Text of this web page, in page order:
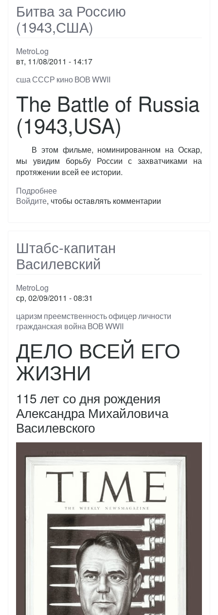
Битва за Россию
(1943,США)
MetroLog
вт, 11/08/2011 - 14:17
Тэги
сшаСССР киноВОВWWII
The Battle of Russia
(1943,USA)
В этом фильме, номинированном на Оскар,
мы увидим борьбу России с захватчиками на
протяжении всей ее истории.
Подробнее
Битва
Войдите, чтобы оставлять комментарии
Штабс-капитан
Василевский
MetroLog
ср, 02/09/2011 - 08:31
Тэги
царизм преемственностьофицерличности
гражданская войнаВОВWWII
ДЕЛО ВСЕЙ ЕГО
ЖИЗНИ
115 лет со дня рождения
Александра Михайловича
Василевского